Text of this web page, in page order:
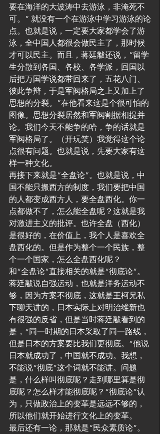
要在海洋的大波涛中去游泳，非淹死不
可。” 就没有一个在游泳中学习游泳的论
点。也就是说，一定要大家都学会了游
泳，全中国人都很会做民主了，那时候
才可以民主。而且，蒋廷黻还说，“留学
生分散到各国、各校、各学派，回国以
后把万国学说都带回来了，五花八门、
彼此争辩，于是军阀格局之上又加上了
思想的分裂。”在他看来这是个很可怕的
图像。思想分裂居然和军阀割据相提并
论。我们今天不能争的哈，争的话就是
军阀格局了。（开玩笑）我觉得这个论
点很有问题。也就是说，先要大家有这
样一种文化。
再接下来就是“全盘论”。也就是说，中
国不能只搬西方的制度，我们要把中国
的人都变成西方人，要全盘西化。你一
点都做不了，怎么能全盘呢？这就是我
对激进主义的批评。也许全盘（西化）
是很好的，在价值上，我个人是喜欢全
盘西化的。但是作为整个一个民族，整
个一个国家，怎么全盘西化呢？
和“全盘论”直接相关的就是“彻底论”。
蒋廷黻说自强运动，也就是洋务运动不
够，因为方案不彻底，这就是王柯兄私
下聊天讲的，日本实际上对明治维新也
有很强的反省，但是当时蒋廷黻看到的
是，“同一时期的日本采取了同一路线，
但是日本的方案要比我们更彻底。”他说
日本就成功了，中国就不成功。我想，
不能说“彻底”这个词就不能讲。问题
是，什么样叫彻底呢？走到哪里算是彻
底呢？怎么样才能彻底呢？“彻底论”认
为，只做政治上的变革是远远不够的，
所以他们就开始进行文化上的变革。
最后还有一论，那就是“民众素质论”。